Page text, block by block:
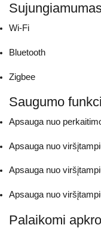
Wi-Fi
Bluetooth
Zigbee
Saugumo
Apsauga nuo
Apsauga nuo
Apsauga nuo
Apsauga nuo
Palaikomi